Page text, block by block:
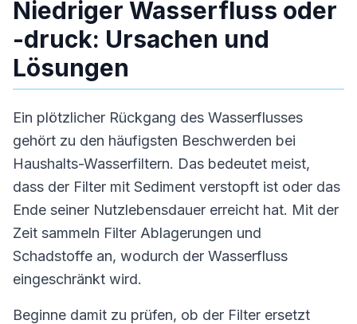
Niedriger Wasserfluss oder
-druck: Ursachen und
Lösungen
Ein plötzlicher Rückgang des Wasserflusses
gehört zu den häufigsten Beschwerden bei
Haushalts-Wasserfiltern. Das bedeutet meist,
dass der Filter mit Sediment verstopft ist oder das
Ende seiner Nutzlebensdauer erreicht hat. Mit der
Zeit sammeln Filter Ablagerungen und
Schadstoffe an, wodurch der Wasserfluss
eingeschränkt wird.
Beginne damit zu prüfen, ob der Filter ersetzt